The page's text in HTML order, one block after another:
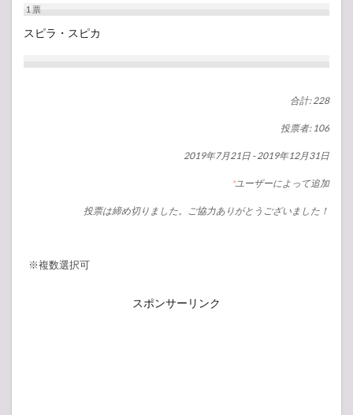
1票
スピラ・スピカ
合計: 228
投票者: 106
2019年7月21日 -2019年12月31日
*ユーザーによって追加
投票は締め切りました。ご協力ありがとうございました！
※複数選択可
スポンサーリンク